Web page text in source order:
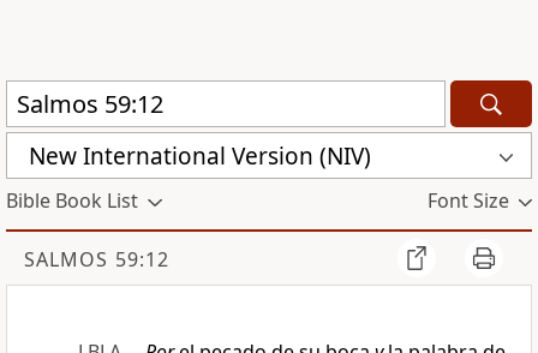
New International Version (NIV)
Bible Book List Font Size
SALMOS 59:12